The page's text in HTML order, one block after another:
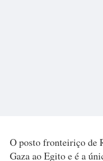
O posto fronteiriço de
Gaza ao Egito e é a